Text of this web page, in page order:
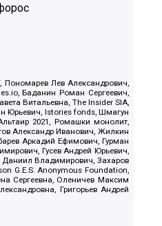
Пономарев Лев Александрович,
Баданин Роман Сергеевич,
Витальевна, The Insider SIA,
Юрьевич, Istories fonds, Шмагун
2021, Ромашки монолит,
Александр Иванович, Жилкин
Аркадий Ефимович, Гурман
Гусев Андрей Юрьевич,
Даниил Владимирович, Захаров
G.E.S. Anonymous Foundation,
Сергеевна, Оленичев Максим
Григорьев Андрей